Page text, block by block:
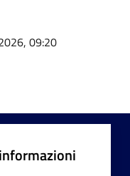
09:20